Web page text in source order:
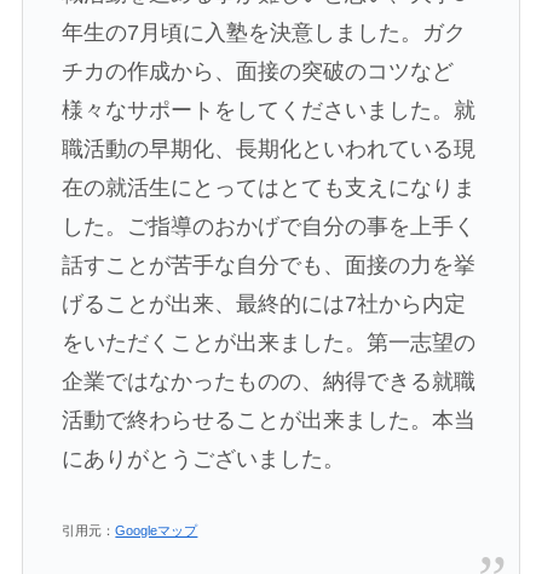
年生の7月頃に入塾を決意しました。ガク
チカの作成から、面接の突破のコツなど
様々なサポートをしてくださいました。就
職活動の早期化、長期化といわれている現
在の就活生にとってはとても支えになりま
した。ご指導のおかげで自分の事を上手く
話すことが苦手な自分でも、面接の力を挙
げることが出来、最終的には7社から内定
をいただくことが出来ました。第一志望の
企業ではなかったものの、納得できる就職
活動で終わらせることが出来ました。本当
にありがとうございました。
引用元：Googleマップ